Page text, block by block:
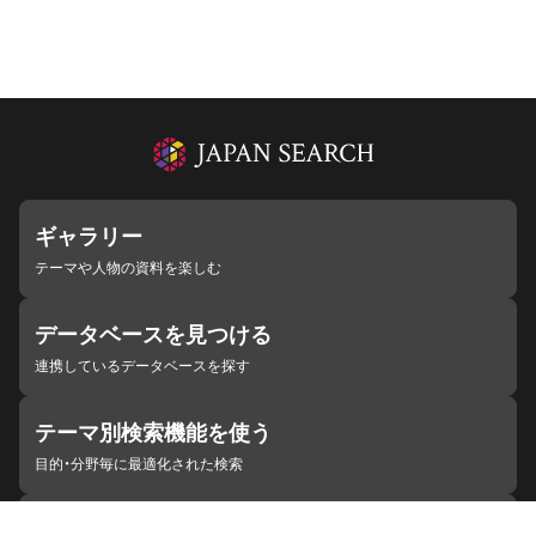
ギャラリー
テーマや人物の資料を楽しむ
データベースを見つける
連携しているデータベースを探す
テーマ別検索機能を使う
目的・分野毎に最適化された検索